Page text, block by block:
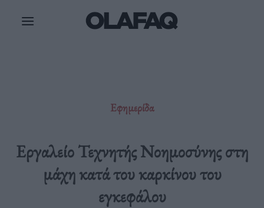
Εφημερίδα
Εργαλείο Τεχνητής Νοημοσύνης στη
μάχη κατά του καρκίνου του
εγκεφάλου